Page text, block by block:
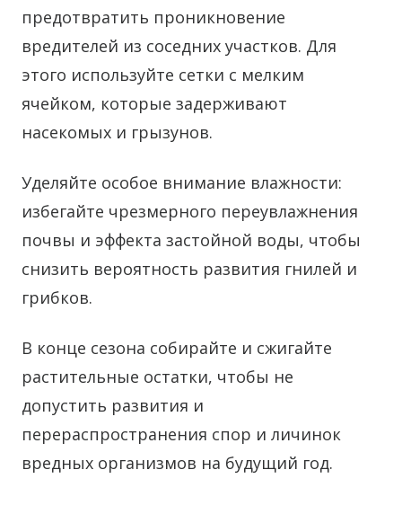
предотвратить проникновение
вредителей из соседних участков. Для
этого используйте сетки с мелким
ячейком, которые задерживают
насекомых и грызунов.
Уделяйте особое внимание влажности:
избегайте чрезмерного переувлажнения
почвы и эффекта застойной воды, чтобы
снизить вероятность развития гнилей и
грибков.
В конце сезона собирайте и сжигайте
растительные остатки, чтобы не
допустить развития и
перераспространения спор и личинок
вредных организмов на будущий год.